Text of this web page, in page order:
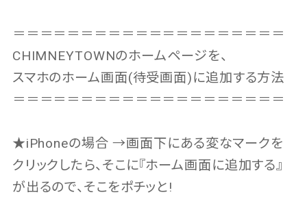
＝＝＝＝＝＝＝＝＝＝＝＝＝＝＝＝＝＝＝＝
CHIMNEYTOWNのホームページを、
スマホのホーム画面(待受画面)に追加する方法
＝＝＝＝＝＝＝＝＝＝＝＝＝＝＝＝＝＝＝＝
★iPhoneの場合 →画面下にある変なマークを
クリックしたら、そこに『ホーム画面に追加する』
が出るので、そこをポチッと!